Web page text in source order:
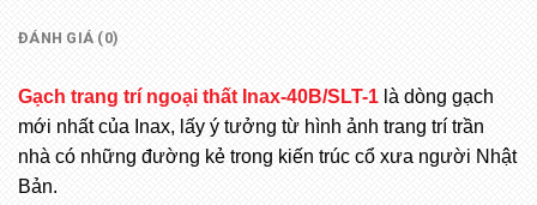
ĐÁNH GIÁ (0)
Gạch trang trí ngoại thất Inax-40B/SLT-1 là dòng gạch
mới nhất của Inax, lấy ý tưởng từ hình ảnh trang trí trần
nhà có những đường kẻ trong kiến trúc cổ xưa người Nhật
Bản.